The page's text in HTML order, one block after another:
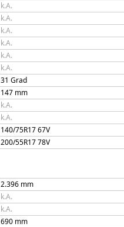
k.A.
k.A.
k.A.
k.A.
k.A.
k.A.
31 Grad
147 mm
k.A.
k.A.
140/75R17 67V
200/55R17 78V
2.396 mm
k.A.
k.A.
690 mm